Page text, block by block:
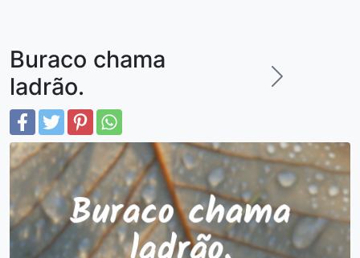
Buraco chama
ladrão.